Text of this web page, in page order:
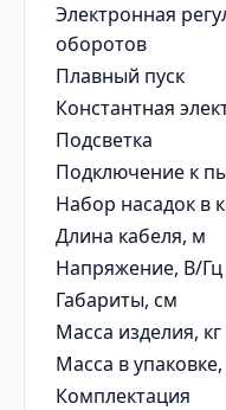
Электронная
оборотов
Плавный пуск
Константная
Подсветка
Подключение к
Набор насадок в
Длина кабеля, м
Напряжение, В/Гц
Габариты, см
Масса изделия, кг
Масса в упаковке,
Комплектация